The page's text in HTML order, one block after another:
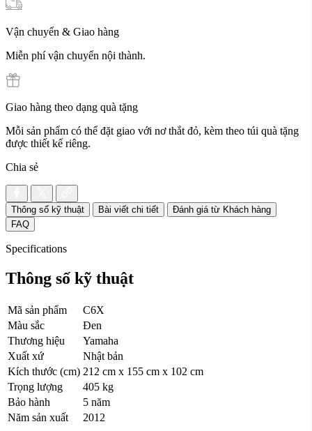
Vận chuyển & Giao hàng
Miễn phí vận chuyển nội thành.
Giao hàng theo dạng quà tặng
Mỗi sản phẩm có thể đặt giao với nơ thắt đỏ, kèm theo túi quà tặng
được thiết kế riêng.
Chia sẻ
Thông số kỹ thuật Bài viết chi tiết
Đánh giá từ Khách hàng
FAQ
Specifications
Thông số kỹ thuật
Mã sản phẩm
C6X
Màu sắc
Đen
Thương hiệu
Yamaha
Xuất xứ
Nhật bản
Kích thước (cm) 212 cm x 155 cm x 102 cm
Trọng lượng
405 kg
Bảo hành
5 năm
Năm sản xuất
2012